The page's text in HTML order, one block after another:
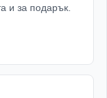
и за подарък.